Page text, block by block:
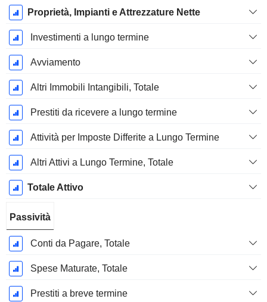
Proprietà, Impianti e Attrezzature Nette
Investimenti a lungo termine
Avviamento
Altri Immobili Intangibili, Totale
Prestiti da ricevere a lungo termine
Attività per Imposte Differite a Lungo Termine
Altri Attivi a Lungo Termine, Totale
Totale Attivo
Passività
Conti da Pagare, Totale
Spese Maturate, Totale
Prestiti a breve termine